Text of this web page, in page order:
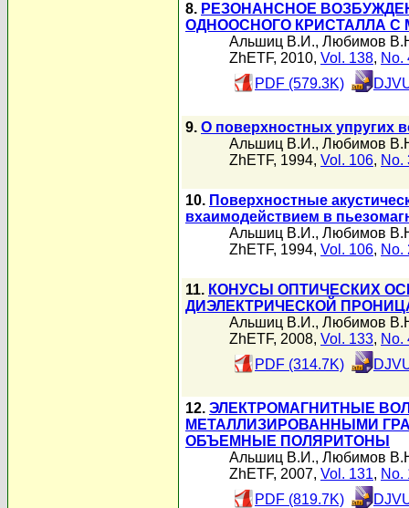
8. РЕЗОНАНСНОЕ
ОДНООСНОГО КРИСТАЛЛА С
Альшиц В.И., Любимов
ZhETF, 2010, Vol. 138, No.
PDF (579.3K)
9. О поверхностных упругих
Альшиц В.И., Любимов
ZhETF, 1994, Vol. 106, No.
10. Поверхностные
вхаимодействием в
Альшиц В.И., Любимов
ZhETF, 1994, Vol. 106, No.
11. КОНУСЫ ОПТИЧЕСКИХ
ДИЭЛЕКТРИЧЕСКОЙ
Альшиц В.И., Любимов
ZhETF, 2008, Vol. 133, No.
PDF (314.7K)
12. ЭЛЕКТРОМАГНИТНЫЕ
МЕТАЛЛИЗИРОВАННЫМИ
ОБЪЕМНЫЕ ПОЛЯРИТОНЫ
Альшиц В.И., Любимов
ZhETF, 2007, Vol. 131, No.
PDF (819.7K)